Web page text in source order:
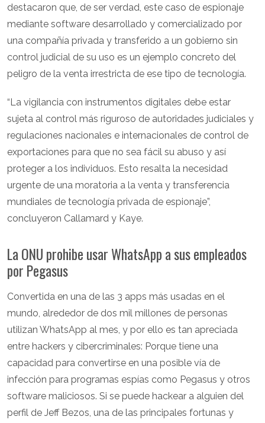
destacaron que, de ser verdad, este caso de espionaje
mediante software desarrollado y comercializado por
una compañía privada y transferido a un gobierno sin
control judicial de su uso es un ejemplo concreto del
peligro de la venta irrestricta de ese tipo de tecnología.
“La vigilancia con instrumentos digitales debe estar
sujeta al control más riguroso de autoridades judiciales y
regulaciones nacionales e internacionales de control de
exportaciones para que no sea fácil su abuso y así
proteger a los individuos. Esto resalta la necesidad
urgente de una moratoria a la venta y transferencia
mundiales de tecnología privada de espionaje”,
concluyeron Callamard y Kaye.
La ONU prohibe usar WhatsApp a sus empleados
por Pegasus
Convertida en una de las 3 apps más usadas en el
mundo, alrededor de dos mil millones de personas
utilizan WhatsApp al mes, y por ello es tan apreciada
entre hackers y cibercriminales: Porque tiene una
capacidad para convertirse en una posible vía de
infección para programas espías como Pegasus y otros
software maliciosos. Si se puede hackear a alguien del
perfil de Jeff Bezos, una de las principales fortunas y